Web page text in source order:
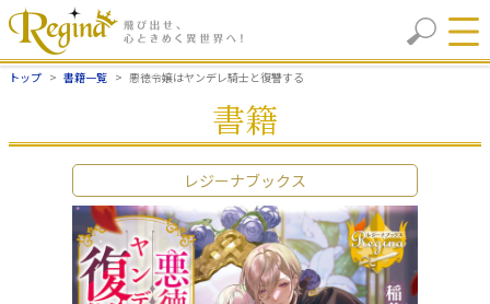
トップ 書籍一覧 悪徳令嬢はヤンデレ騎士と復讐する
書籍
レジーナブックス